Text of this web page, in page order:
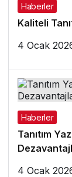
Haberler
Kaliteli
4 Ocak
Haberler
Tanıtım
4 Ocak